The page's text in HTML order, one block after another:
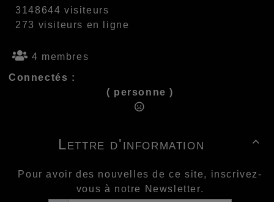
3148644 visiteurs
273 visiteurs en ligne
4 membres
Connectés :
( personne )

Lettre d'information
Pour avoir des nouvelles de ce site, inscrivez-
vous à notre Newsletter.